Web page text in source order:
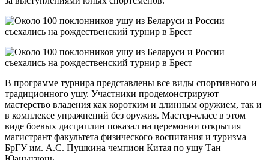
В программе турнира представлены все виды спортивного и
традиционного ушу. Участники продемонстрируют
мастерство владения как коротким и длинным оружием, так и
в комплексе упражнений без оружия. Мастер-класс в этом
виде боевых дисциплин показал на церемонии открытия
магистрант факультета физического воспитания и туризма
БрГУ им. А.С. Пушкина чемпион Китая по ушу Тан